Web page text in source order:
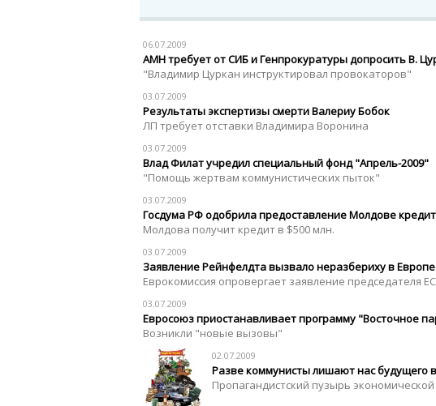
06.07.2009
АМН требует от СИБ и Генпрокуратуры допросить В.
"Владимир Цуркан инструктировал провокаторов"
03.07.2009
Результаты экспертизы смерти Валериу Бобок
ЛП требует отставки Владимира Воронина
03.07.2009
Влад Филат учредил специальный фонд "Апрель-2009"
"Помощь жертвам коммунистических пыток"
03.07.2009
Госдума РФ одобрила предоставление Молдове
Молдова получит кредит в $500 млн.
03.07.2009
Заявление Рейнфелдта вызвало неразбериху в Европе
Еврокомиссия опровергает заявление председателя ЕС
03.07.2009
Евросоюз приостанавливает программу "Восточное
Возникли "новые вызовы"
02.07.2009
Разве коммунисты лишают нас будущего
Пропагандистский пузырь